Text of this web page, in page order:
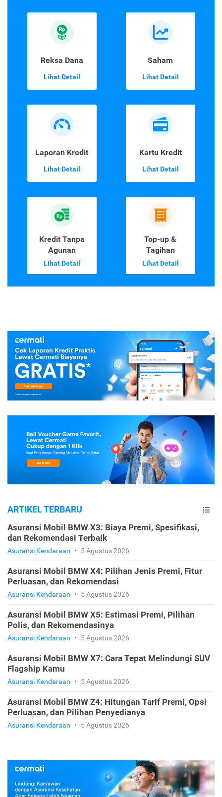
Reksa Dana
Lihat Detail
Saham
Lihat Detail
Laporan Kredit
Lihat Detail
Kartu Kredit
Lihat Detail
Kredit Tanpa
Agunan
Lihat Detail
Top-up &
Tagihan
Lihat Detail
ARTIKEL TERBARU
Asuransi Mobil BMW X3: Biaya Premi, Spesifikasi,
dan Rekomendasi Terbaik
Asuransi Kendaraan • 5 Agustus 2026
Asuransi Mobil BMW X4: Pilihan Jenis Premi, Fitur
Perluasan, dan Rekomendasi
Asuransi Kendaraan • 5 Agustus 2026
Asuransi Mobil BMW X5: Estimasi Premi, Pilihan
Polis, dan Rekomendasinya
Asuransi Kendaraan • 5 Agustus 2026
Asuransi Mobil BMW X7: Cara Tepat Melindungi SUV
Flagship Kamu
Asuransi Kendaraan • 5 Agustus 2026
Asuransi Mobil BMW Z4: Hitungan Tarif Premi, Opsi
Perluasan, dan Pilihan Penyedianya
Asuransi Kendaraan • 5 Agustus 2026